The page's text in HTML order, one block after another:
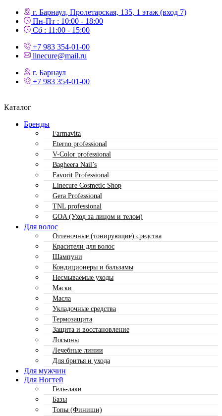
г. Барнаул, Пролетарская, 135,​ 1 этаж (вход 7)
Пн-Пт : 10:00 - 18:00
Сб : 11:00 - 15:00
+7 983 354-01-00
linecure@mail.ru
г. Барнаул
+7 983 354-01-00
Каталог
Бренды
Farmavita
Eterno professional
V-Color professional
Bagheera Nail’s
Favorit Professional
Linecure Cosmetic Shop
Gera Professional
TNL professional
GOA (Уход за лицом и телом)
Для волос
Оттеночные (тонирующие) средства
Красители для волос
Шампуни
Кондиционеры и бальзамы
Несмываемые уходы
Маски
Масла
Укладочные средства
Термозащита
Защита и восстановление
Лосьоны
Лечебные линии
Для бритья и ухода
Для мужчин
Для Ногтей
Гель-лаки
Базы
Топы (Финиши)